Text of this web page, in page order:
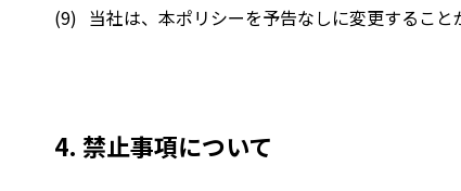
当社は、本ポリシーを予告なしに変更すること
4. 禁止事項について